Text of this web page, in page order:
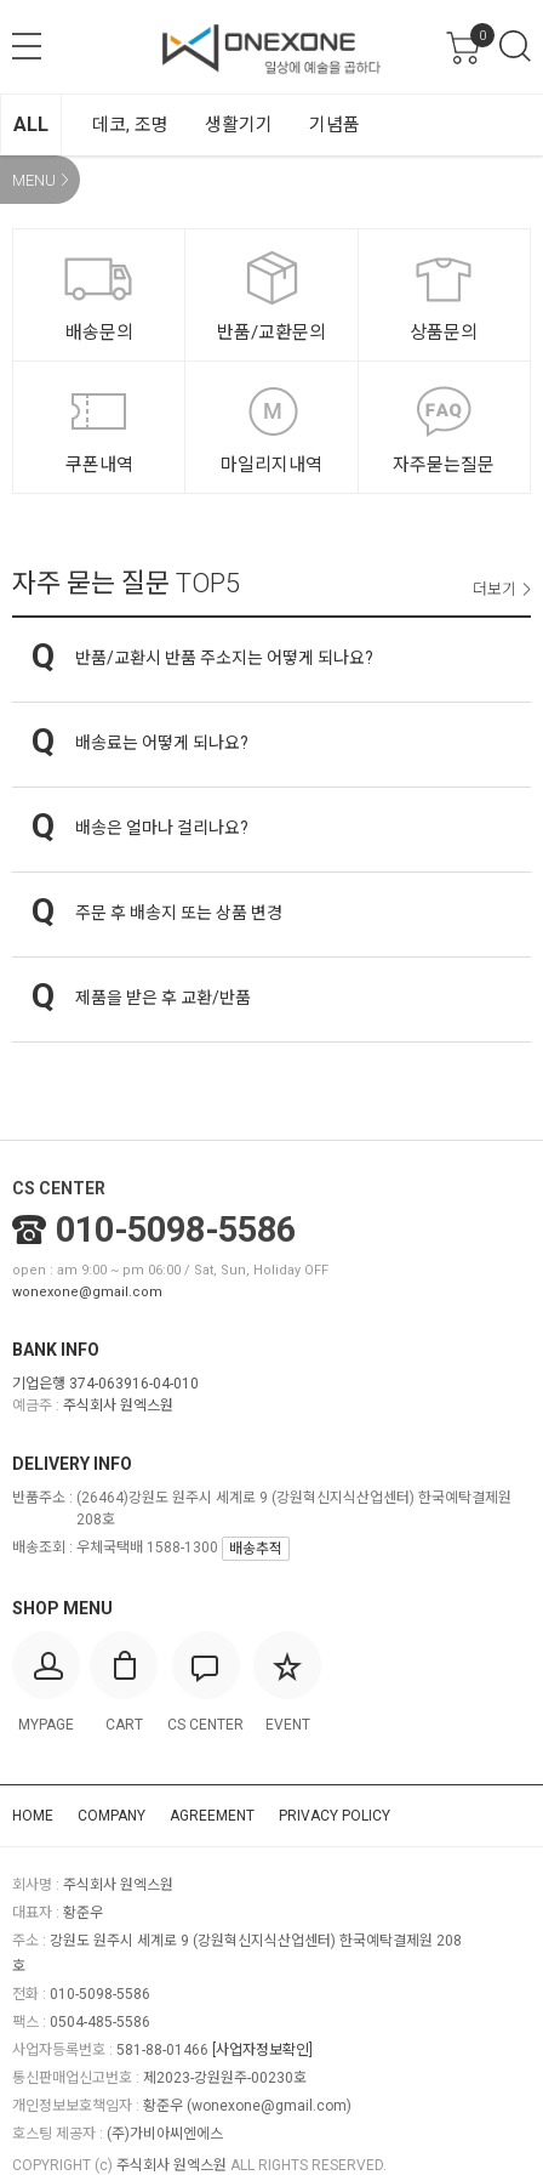
0
ALL 데코, 조명 생활기기 기념품
MENU
배송문의 반품/교환문의 상품문의
쿠폰내역 마일리지내역 자주묻는질문
자주 묻는 질문 TOP5 더보기
반품/교환시 반품 주소지는 어떻게 되나요?
배송료는 어떻게 되나요?
배송은 얼마나 걸리나요?
주문 후 배송지 또는 상품 변경
제품을 받은 후 교환/반품
CS CENTER
010-5098-5586
open : am 9:00 ~ pm 06:00 / Sat, Sun, Holiday OFF
wonexone@gmail.com
BANK INFO
기업은행 374-063916-04-010
예금주 : 주식회사 원엑스원
SHOP MENU
MYPAGE CART CS CENTER EVENT
DELIVERY INFO
반품주소 : (26464)강원도 원주시 세계로 9 (강원혁신지식산업센터) 한국예탁결제원
208호
배송조회 : 우체국택배 1588-1300
배송추적
HOME COMPANY AGREEMENT PRIVACY POLICY
회사명 : 주식회사 원엑스원
대표자 : 황준우
주소 : 강원도 원주시 세계로 9 (강원혁신지식산업센터) 한국예탁결제원 208
호
전화 : 010-5098-5586
팩스 : 0504-485-5586
사업자등록번호 : 581-88-01466 [사업자정보확인]
통신판매업신고번호 : 제2023-강원원주-00230호
개인정보보호책임자 : 황준우 (wonexone@gmail.com)
호스팅 제공자 : (주)가비아씨엔에스
COPYRIGHT (c) 주식회사 원엑스원 ALL RIGHTS RESERVED.